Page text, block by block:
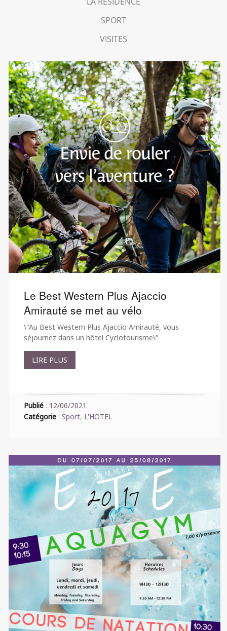
SPORT
VISITES
Le Best Western Plus Ajaccio
Amirauté se met au vélo
\"Au Best Western Plus Ajaccio Amirauté, vous
séjournez dans un hôtel Cyclotourisme\"
LIRE PLUS
Publié : 12/06/2021
Catégorie : Sport, L'HOTEL